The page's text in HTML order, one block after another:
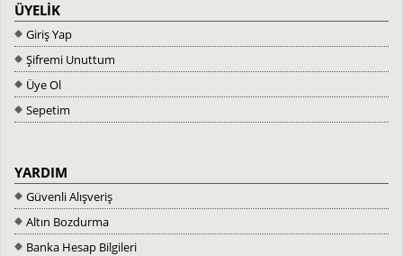
ÜYELİK
Giriş Yap
Şifremi Unuttum
Üye Ol
Sepetim
YARDIM
Güvenli Alışveriş
Altın Bozdurma
Banka Hesap Bilgileri